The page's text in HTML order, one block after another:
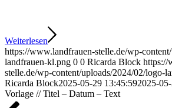
Weiterlesen
https://www.landfrauen-stelle.de/wp-
landfrauen-kl.png 0 0 Ricarda Block https://
stelle.de/wp-content/uploads/2024/02/logo-
Ricarda Block2025-05-29 13:45:592025-
Vorlage // Titel – Datum – Text